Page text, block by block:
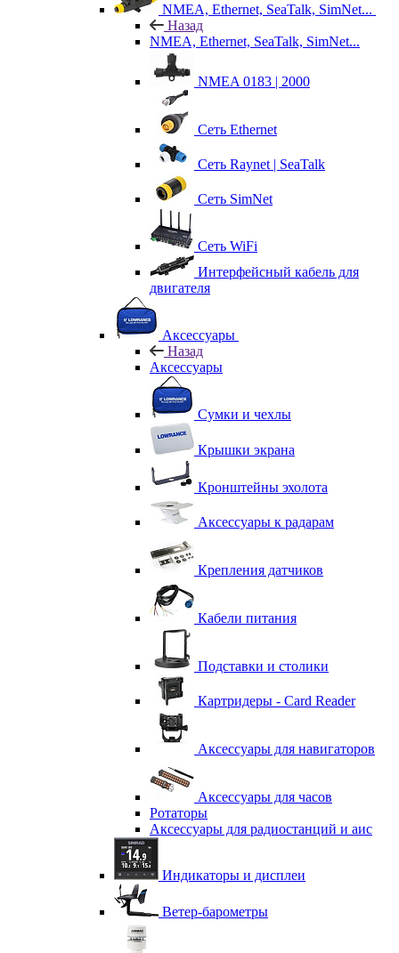
NMEA, Ethernet, SeaTalk, SimNet...
Назад
NMEA, Ethernet, SeaTalk, SimNet...
NMEA 0183 | 2000
Сеть Ethernet
Сеть Raynet | SeaTalk
Сеть SimNet
Сеть WiFi
Интерфейсный кабель для
двигателя
Аксессуары
Назад
Аксессуары
Сумки и чехлы
Крышки экрана
Кронштейны эхолота
Аксессуары к радарам
Крепления датчиков
Кабели питания
Подставки и столики
Картридеры - Card Reader
Аксессуары для навигаторов
Аксессуары для часов
Ротаторы
Аксессуары для радиостанций и аис
Индикаторы и дисплеи
Ветер-барометры